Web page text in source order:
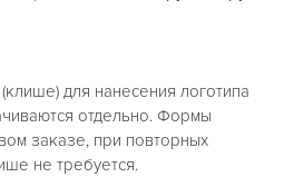
для нанесения логотипа
отдельно. Формы
заказе, при повторных
не требуется.